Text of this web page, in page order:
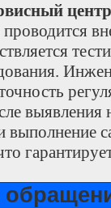
выявления
выполнение